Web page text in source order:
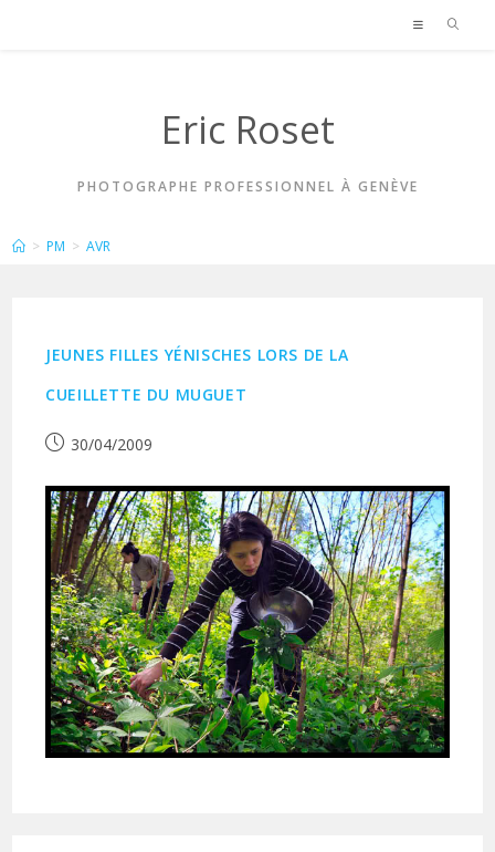
Eric Roset
PHOTOGRAPHE PROFESSIONNEL À GENÈVE
> PM > AVR
JEUNES FILLES YÉNISCHES LORS DE LA
CUEILLETTE DU MUGUET
Publication
30/04/2009